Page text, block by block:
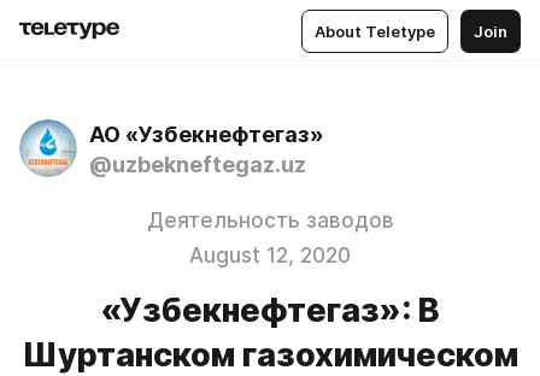
About Teletype Join
АО «Узбекнефтегаз»
@uzbekneftegaz.uz
Деятельность заводов
August 12, 2020
«Узбекнефтегаз»: В
Шуртанском газохимическом